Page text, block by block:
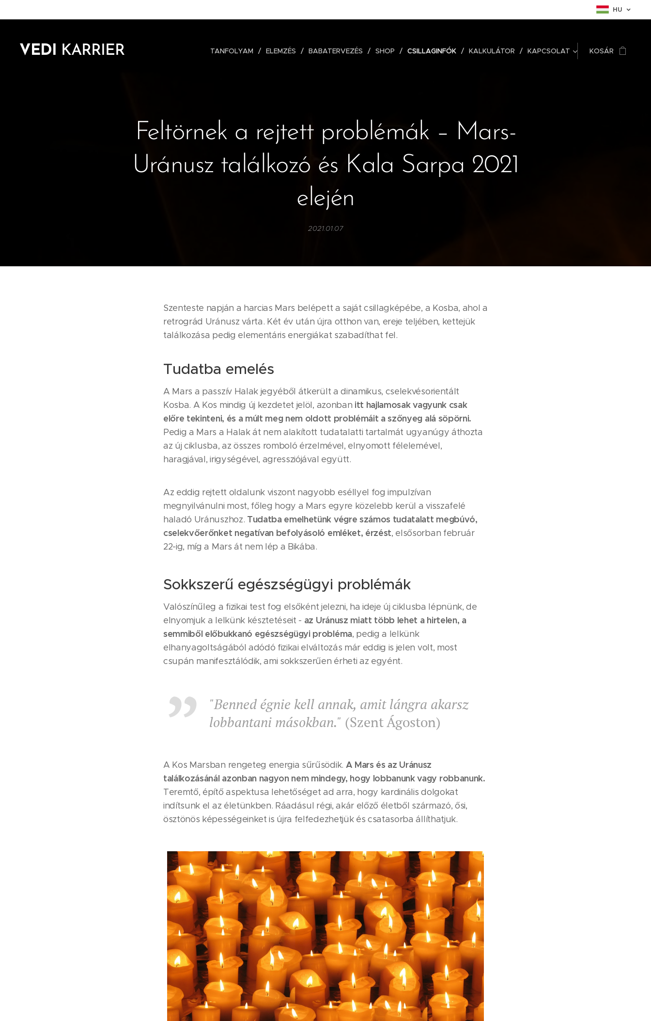
HU
VEDI KARRIER TANFOLYAM ELEMZÉS BABATERVEZÉS SHOP CSILLAGINFÓK KALKULÁTOR KAPCSOLAT KOSÁR
Feltörnek a rejtett problémák – Mars-
Uránusz találkozó és Kala Sarpa 2021
elején
2021.01.07
Szenteste napján a harcias Mars belépett a saját csillagképébe, a Kosba, ahol a
retrográd Uránusz várta. Két év után újra otthon van, ereje teljében, kettejük
találkozása pedig elementáris energiákat szabadíthat fel.
Tudatba emelés
A Mars a passzív Halak jegyéből átkerült a dinamikus, cselekvésorientált
Kosba. A Kos mindig új kezdetet jelöl, azonban itt hajlamosak vagyunk csak
előre tekinteni, és a múlt meg nem oldott problémáit a szőnyeg alá söpörni.
Pedig a Mars a Halak át nem alakított tudatalatti tartalmát ugyanúgy áthozta
az új ciklusba, az összes romboló érzelmével, elnyomott félelemével,
haragjával, irigységével, agressziójával együtt.
Az eddig rejtett oldalunk viszont nagyobb eséllyel fog impulzívan
megnyilvánulni most, főleg hogy a Mars egyre közelebb kerül a visszafelé
haladó Uránuszhoz. Tudatba emelhetünk végre számos tudatalatt megbúvó,
cselekvőerőnket negatívan befolyásoló emléket, érzést, elsősorban február
22-ig, míg a Mars át nem lép a Bikába.
Sokkszerű egészségügyi problémák
Valószínűleg a fizikai test fog elsőként jelezni, ha ideje új ciklusba lépnünk, de
elnyomjuk a lelkünk késztetéseit - az Uránusz miatt több lehet a hirtelen, a
semmiből előbukkanó egészségügyi probléma, pedig a lelkünk
elhanyagoltságából adódó fizikai elváltozás már eddig is jelen volt, most
csupán manifesztálódik, ami sokkszerűen érheti az egyént.
"Benned égnie kell annak, amit lángra akarsz
lobbantani másokban." (Szent Ágoston)
A Kos Marsban rengeteg energia sűrűsödik. A Mars és az Uránusz
találkozásánál azonban nagyon nem mindegy, hogy lobbanunk vagy robbanunk.
Teremtő, építő aspektusa lehetőséget ad arra, hogy kardinális dolgokat
indítsunk el az életünkben. Ráadásul régi, akár előző életből származó, ősi,
ösztönös képességeinket is újra felfedezhetjük és csatasorba állíthatjuk.